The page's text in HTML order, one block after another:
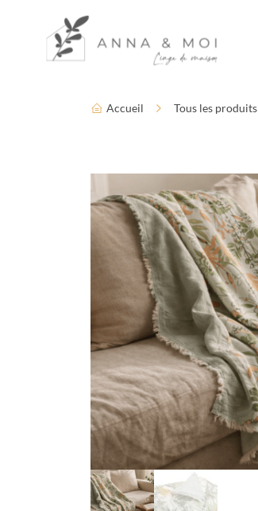
Paramètres d’accessibilité
Accueil Tous les produits